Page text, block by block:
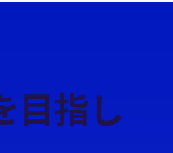
目指し